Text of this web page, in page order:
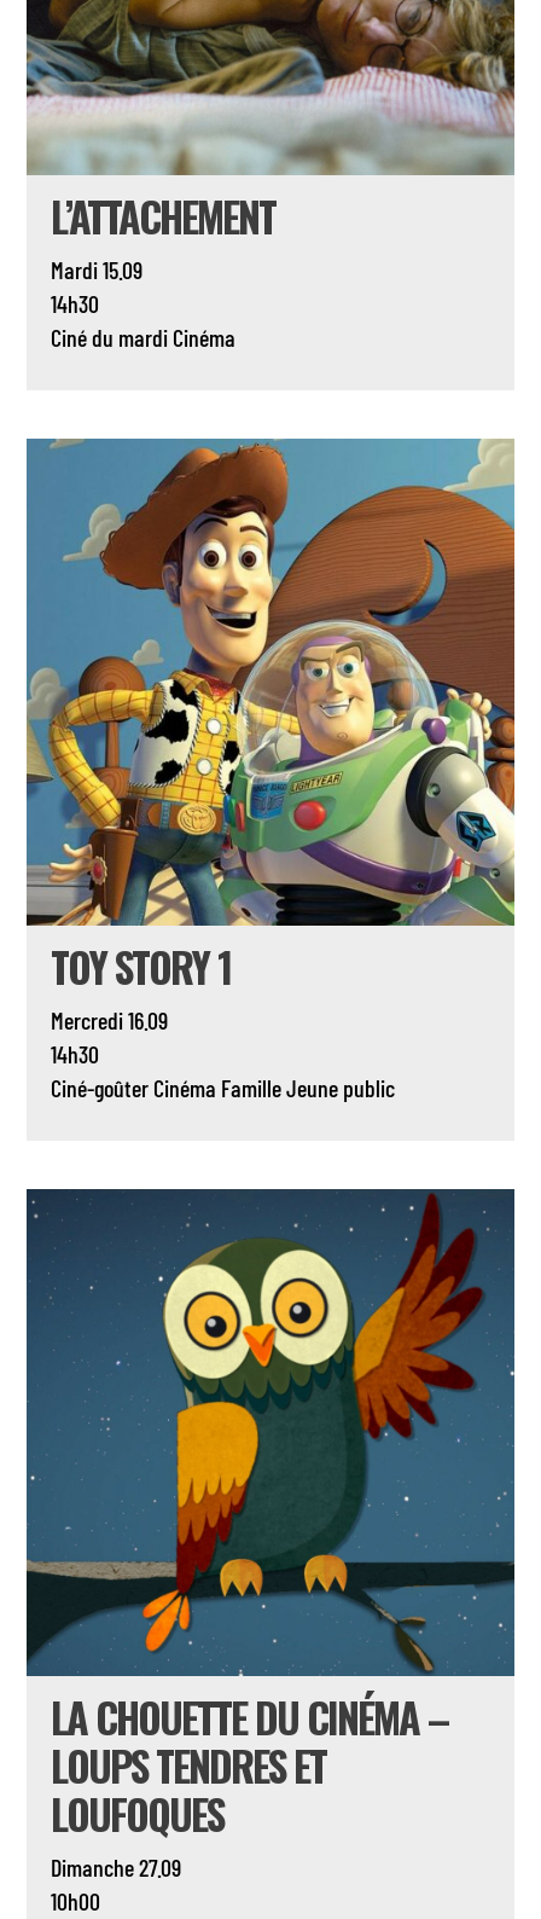
L’ATTACHEMENT
Mardi 15.09
14h30
Ciné du mardi Cinéma
TOY STORY 1
Mercredi 16.09
14h30
Ciné-goûter Cinéma FamilleJeune public
LA CHOUETTE DU CINÉMA –
LOUPS TENDRES ET
LOUFOQUES
Dimanche 27.09
10h00